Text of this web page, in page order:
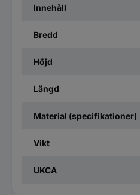
Innehåll
Bredd
Höjd
Längd
Material (specifikationer)
Vikt
UKCA